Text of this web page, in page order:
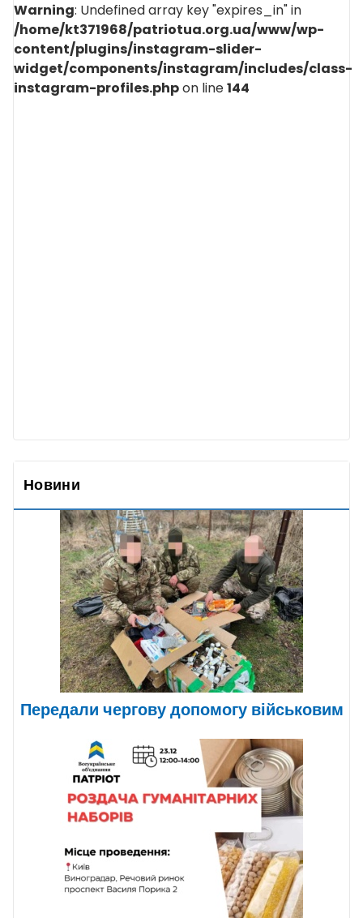
Warning: Undefined array key "expires_in" in
/home/kt371968/patriotua.org.ua/www/wp-
content/plugins/instagram-slider-
widget/components/instagram/includes/class-
instagram-profiles.phpon line144
Новини
Передали чергову допомогу військовим